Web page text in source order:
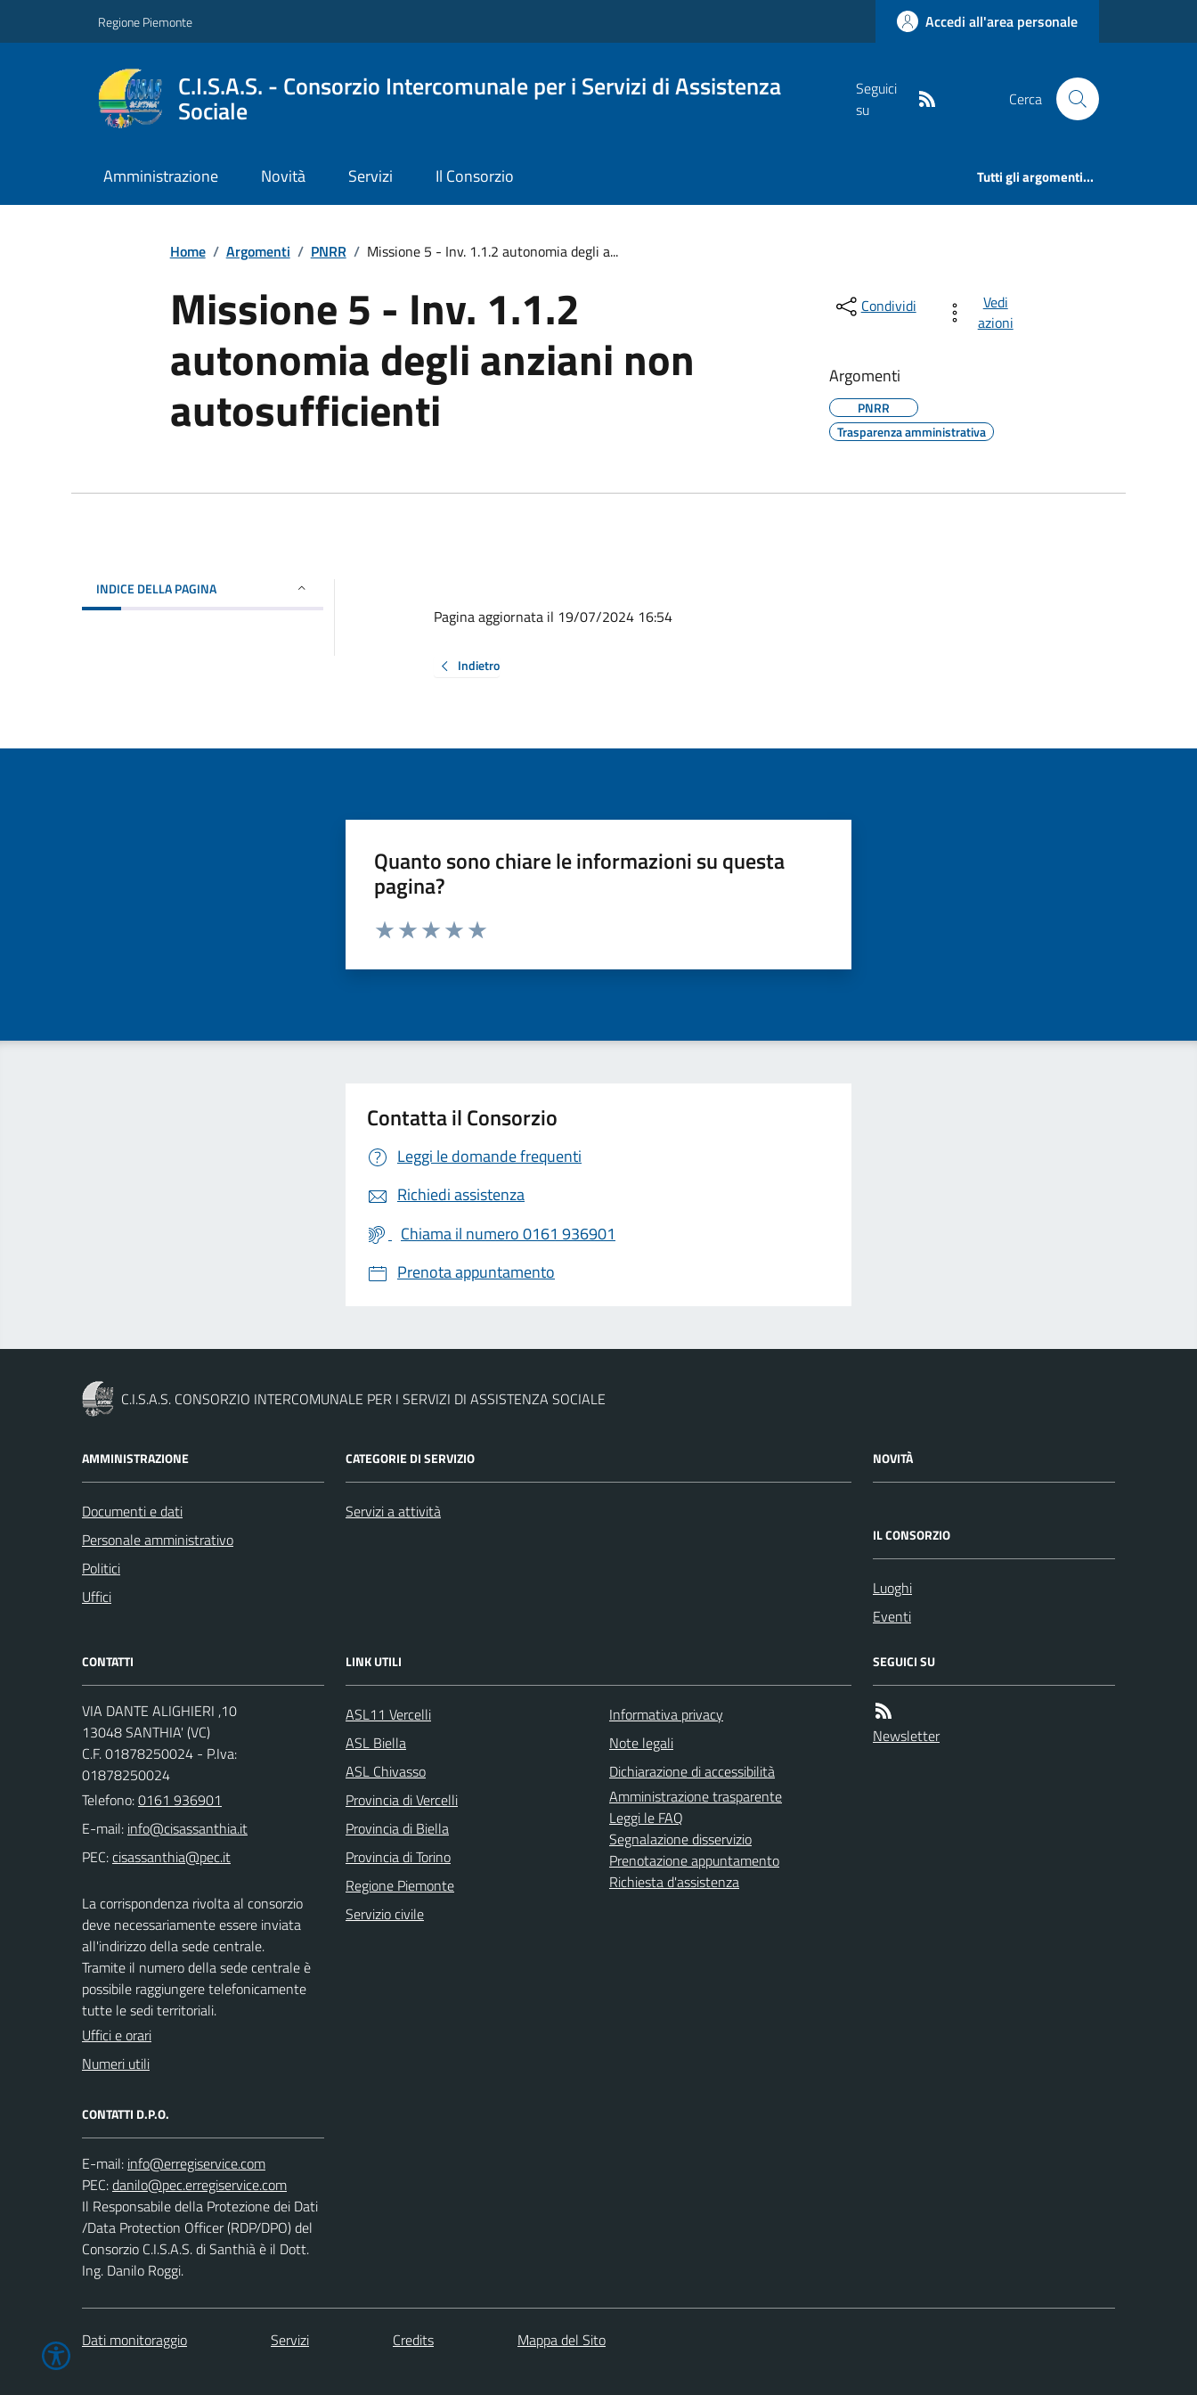
Regione Piemonte Accedi all'area personale
C.I.S.A.S. - Consorzio Intercomunale per i Servizi di Assistenza
Sociale
Seguici
su
Cerca
Amministrazione Novità Servizi Il Consorzio Tutti gli argomenti...
Home / Argomenti / PNRR / Missione 5 - Inv. 1.1.2 autonomia degli a...
Missione 5 - Inv. 1.1.2
autonomia degli anziani non
autosufficienti
Condividi
Vedi
azioni
Argomenti
PNRR
Trasparenza amministrativa
INDICE DELLA PAGINA
Pagina aggiornata il 19/07/2024 16:54
Indietro
Quanto sono chiare le informazioni su questa
pagina?
Valuta da 1 a 5 stelle la pagina
Contatta il Consorzio
Leggi le domande frequenti
Richiedi assistenza
Chiama il numero 0161 936901
Prenota appuntamento
C.I.S.A.S. CONSORZIO INTERCOMUNALE PER I SERVIZI DI ASSISTENZA SOCIALE
AMMINISTRAZIONE
Documenti e dati
Personale amministrativo
Politici
Uffici
CATEGORIE DI SERVIZIO
Servizi a attività
NOVITÀ
IL CONSORZIO
Luoghi
Eventi
CONTATTI
VIA DANTE ALIGHIERI ,10
13048 SANTHIA' (VC)
C.F. 01878250024 - P.Iva:
01878250024
Telefono:0161 936901
E-mail:
PEC:
La corrispondenza rivolta al consorzio
deve necessariamente essere inviata
all'indirizzo della sede centrale.
Tramite il numero della sede centrale è
possibile raggiungere telefonicamente
tutte le sedi territoriali.
Uffici e orari
Numeri utili
CONTATTI D.P.O.
E-mail:
PEC:
Il Responsabile della Protezione dei Dati
/Data Protection Officer (RDP/DPO) del
Consorzio C.I.S.A.S. di Santhià è il Dott.
Ing. Danilo Roggi.
LINK UTILI
ASL11 Vercelli
ASL Biella
ASL Chivasso
Provincia di Vercelli
Provincia di Biella
Provincia di Torino
Regione Piemonte
Servizio civile
Informativa privacy
Note legali
Dichiarazione di accessibilità
Amministrazione trasparente
Leggi le FAQ
Segnalazione disservizio
Prenotazione appuntamento
Richiesta d'assistenza
SEGUICI SU
Newsletter
Dati monitoraggio Servizi Credits Mappa del Sito